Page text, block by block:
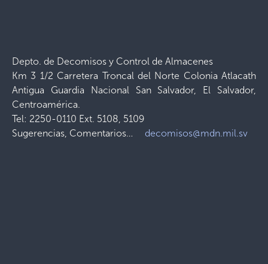
Depto. de Decomisos y Control de Almacenes
Km 3 1/2 Carretera Troncal del Norte Colonia Atlacath
Antigua Guardia Nacional San Salvador, El Salvador,
Centroamérica.
Tel: 2250-0110 Ext. 5108, 5109
Sugerencias, Comentarios… decomisos@mdn.mil.sv